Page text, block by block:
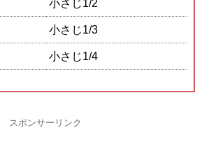
小さじ1/2
小さじ1/3
小さじ1/4
スポンサーリンク